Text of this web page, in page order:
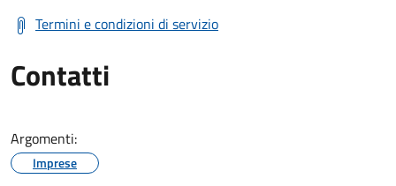
Termini e condizioni di servizio
Contatti
Argomenti:
Imprese